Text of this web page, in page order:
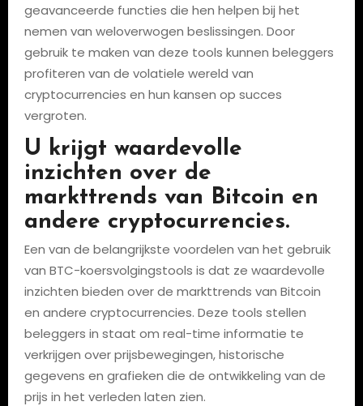
geavanceerde functies die hen helpen bij het
nemen van weloverwogen beslissingen. Door
gebruik te maken van deze tools kunnen beleggers
profiteren van de volatiele wereld van
cryptocurrencies en hun kansen op succes
vergroten.
U krijgt waardevolle
inzichten over de
markttrends van Bitcoin en
andere cryptocurrencies.
Een van de belangrijkste voordelen van het gebruik
van BTC-koersvolgingstools is dat ze waardevolle
inzichten bieden over de markttrends van Bitcoin
en andere cryptocurrencies. Deze tools stellen
beleggers in staat om real-time informatie te
verkrijgen over prijsbewegingen, historische
gegevens en grafieken die de ontwikkeling van de
prijs in het verleden laten zien.